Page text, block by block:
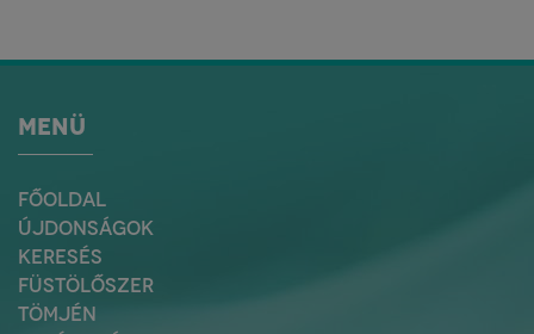
MENÜ
FŐOLDAL
ÚJDONSÁGOK
KERESÉS
FÜSTÖLŐSZER
TÖMJÉN